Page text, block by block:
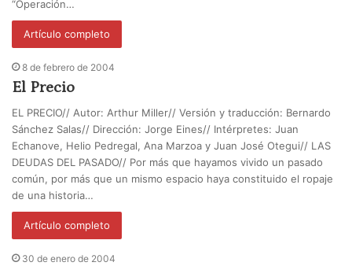
“Operación…
Artículo completo
8 de febrero de 2004
El Precio
EL PRECIO// Autor: Arthur Miller// Versión y traducción: Bernardo
Sánchez Salas// Dirección: Jorge Eines// Intérpretes: Juan
Echanove, Helio Pedregal, Ana Marzoa y Juan José Otegui// LAS
DEUDAS DEL PASADO// Por más que hayamos vivido un pasado
común, por más que un mismo espacio haya constituido el ropaje
de una historia…
Artículo completo
30 de enero de 2004